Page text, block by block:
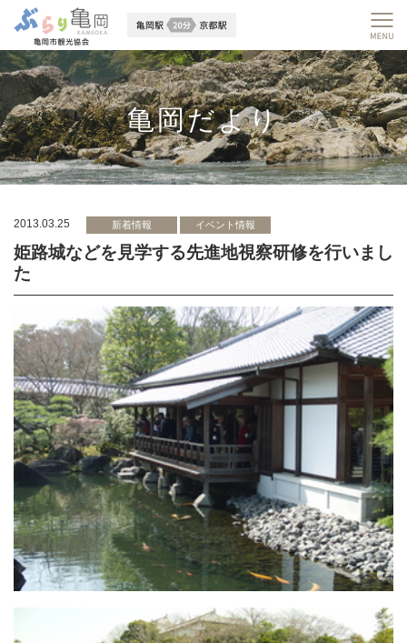
亀岡だより
2013.03.25 新着情報 イベント情報
姫路城などを見学する先進地視察研修を行いまし
た